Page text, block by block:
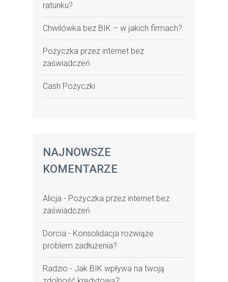
ratunku?
Chwilówka bez BIK – w jakich firmach?
Pożyczka przez internet bez
zaświadczeń
Cash Pożyczki
NAJNOWSZE
KOMENTARZE
Alicja - Pożyczka przez internet bez
zaświadczeń
Dorcia - Konsolidacja rozwiąże
problem zadłużenia?
Radzio - Jak BIK wpływa na twoją